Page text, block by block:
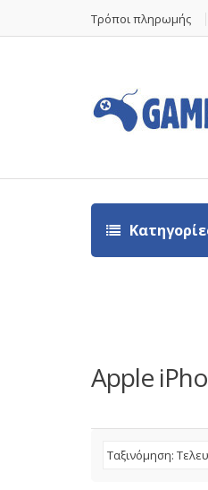
Τρόποι πληρωμής
Apple